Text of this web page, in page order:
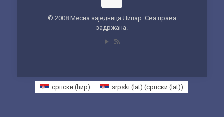
© 2008 Месна заједница Липар. Сва права
задржана.
српски (ћир) srpski (lat) (српски (lat))